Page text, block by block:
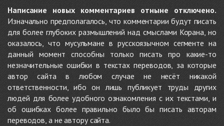
Написание новых комментариев отныне отключено.
Изначально предполагалось, что комментарии будут писать
для более глубоких размышлений над смыслами Корана, но
оказалось, что мусульмане в русскоязычном сегменте на
данный момент способны только писать про какие-то
незначительные ошибки в текстах переводов, за которые
автор сайта в любом случае не несёт никакой
ответственности, ибо он лишь публикует труды других
людей для более удобного ознакомления с их текстами, и
об ошибках более правильно было бы писать авторам
переводов, а не автору сайта.